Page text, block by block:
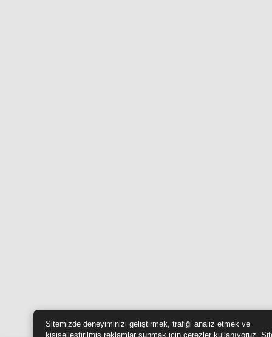
Sitemizde deneyiminizi geliştirmek, trafiği analiz etmek ve
kişiselleştirilmiş reklamlar sunmak için çerezler kullanıyoruz.